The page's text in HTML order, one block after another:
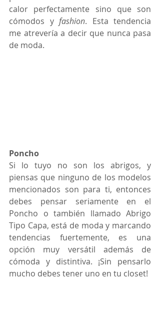
calor perfectamente sino que son
cómodos y fashion. Esta tendencia
me atrevería a decir que nunca pasa
de moda.
Poncho
Si lo tuyo no son los abrigos, y
piensas que ninguno de los modelos
mencionados son para ti, entonces
debes pensar seriamente en el
Poncho o también llamado Abrigo
Tipo Capa, está de moda y marcando
tendencias fuertemente, es una
opción muy versátil además de
cómoda y distintiva. ¡Sin pensarlo
mucho debes tener uno en tu closet!